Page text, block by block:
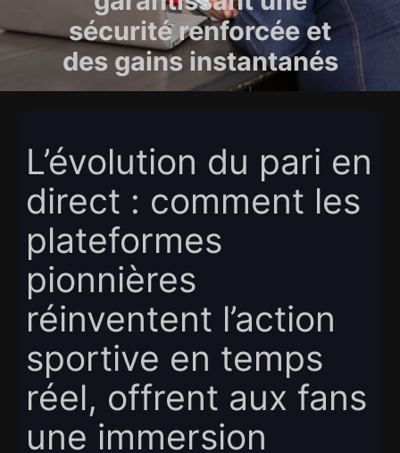
sécurité renforcée et
des gains instantanés
L’évolution du pari en
direct : comment les
plateformes
pionnières
réinventent l’action
sportive en temps
réel, offrent aux fans
une immersion